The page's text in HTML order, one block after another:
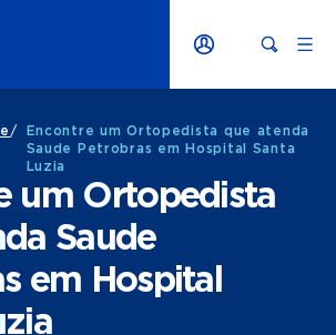
/
Encontre um Ortopedista que atenda
Saude Petrobras em Hospital Santa
Luzia
um Ortopedista
Saude
em Hospital